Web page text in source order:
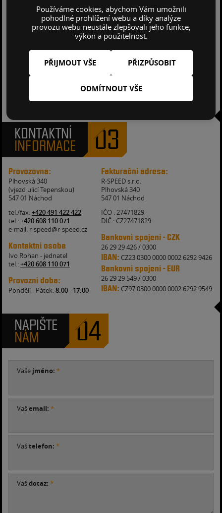
Likvidace pojistné události
NÁHRADNÍ DÍLY
Náhradní díly VOLVO
Náhradní díly SAAB
Náhradní díly na všechny typy nákladních vozidel
VÝMĚNA ČELNÍCH SKEL PŘI POJISTNÉ UDÁLOSTI ZDARMA.
KONTAKTNÍ
INFORMACE 03
Provozovna:
Plhovská 340
(vjezd ulicí Tepenskou)
547 01 Náchod
tel./fax:+420 491 422 422
tel.:+420 608 110 071
e-mail: r-speed@r-speed.cz
Kontaktní osoba
Ivo Rohan - jednatel
tel.:+420 608 110 071
Provozní doba:
Pondělí - Pátek:8:00 - 17:00
Fakturačni adresa:
R-SPEED s.r.o.
Plhovská 340
547 01 Náchod
IČO : 27471829
DIČ : CZ27471829
Bankovní spojení - CZK
26 29 29 426 / 0300
IBAN: CZ23 0300 0000 0002 6292 9426
Bankovní spojení - EUR
26 29 29 549 / 0300
IBAN: CZ97 0300 0000 0002 6292 9549
NAPIŠTE
NÁM 04
Vaše jméno: *
Vašemail: *
Vaštelefon: *
Vašdotaz: *
Používáme cookies, abychom Vám umožnili
pohodlné prohlížení webu a díky analýze
provozu webu neustále zlepšovali jeho funkce,
výkon a použitelnost.
PŘIZPŮSOBIT
ODMÍTNOUT VŠE
PŘIJMOUT VŠE